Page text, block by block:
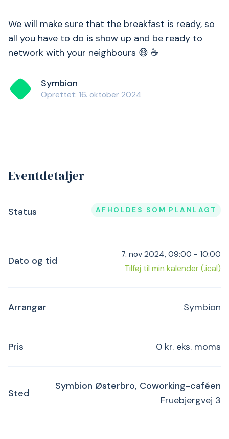
We will make sure that the breakfast is ready, so
all you have to do is show up and be ready to
network with your neighbours 😄 ☕
Symbion
Oprettet: 16. oktober 2024
Eventdetaljer
Status AFHOLDES SOM PLANLAGT
Dato og tid
7. nov 2024, 09:00 - 10:00
Tilføj til min kalender (.ical)
Arrangør Symbion
Pris 0 kr. eks. moms
Sted
Symbion Østerbro, Coworking-caféen
Fruebjergvej 3